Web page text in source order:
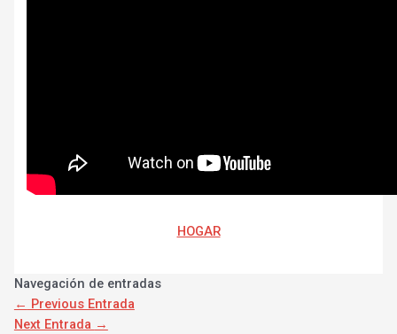
HOGAR
Navegación de entradas
← Previous Entrada
Next Entrada →